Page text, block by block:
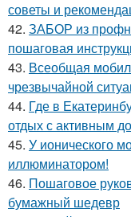
советы и
42. ЗАБОР из
пошаговая
43. Всеобщая
чрезвычайной
44. Где в
отдых с активным
45. У ионического
иллюминатором!
46. Пошаговое
бумажный шедевр